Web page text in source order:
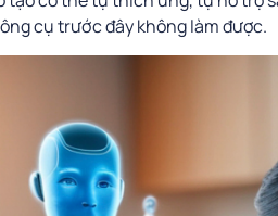
cụ trước đây không làm được.